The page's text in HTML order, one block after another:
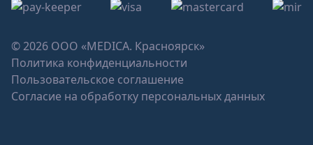
© 2026 ООО «MEDICA. Красноярск»
Политика конфиденциальности
Пользовательское соглашение
Согласие на обработку персональных данных